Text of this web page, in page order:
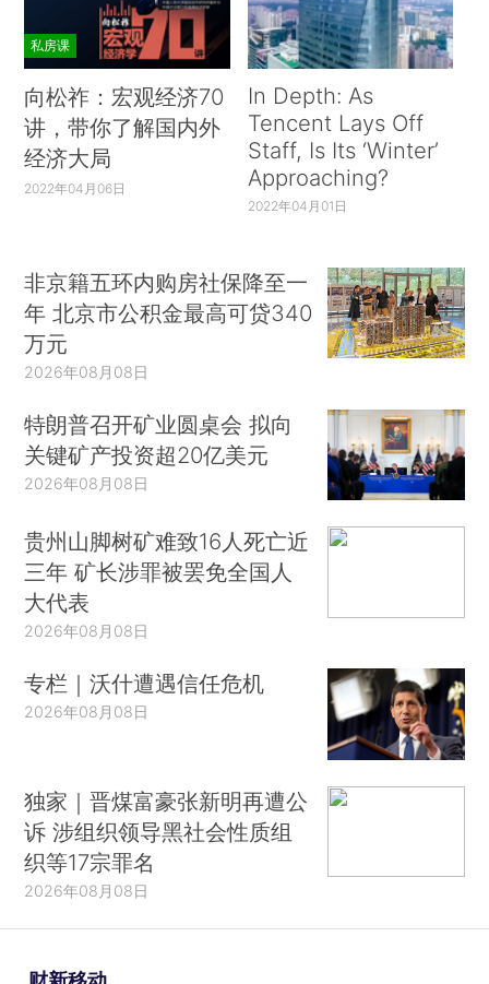
私房课
向松祚：宏观经济70
讲，带你了解国内外
经济大局
2022年04月06日
In Depth: As
Tencent Lays Off
Staff, Is Its ‘Winter’
Approaching?
2022年04月01日
非京籍五环内购房社保降至一
年 北京市公积金最高可贷340
万元
2026年08月08日
特朗普召开矿业圆桌会 拟向
关键矿产投资超20亿美元
2026年08月08日
贵州山脚树矿难致16人死亡近
三年 矿长涉罪被罢免全国人
大代表
2026年08月08日
专栏｜沃什遭遇信任危机
2026年08月08日
独家｜晋煤富豪张新明再遭公
诉 涉组织领导黑社会性质组
织等17宗罪名
2026年08月08日